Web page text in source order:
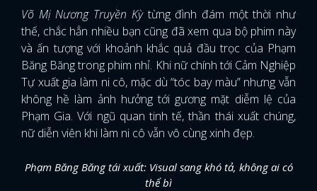
Võ Mị Nương Truyền Kỳtừng đình đám một thời như
thế, chắc hẳn nhiều bạn cũng đã xem qua bộ phim này
và ấn tượng với khoảnh khắc quả đầu trọc của Phạm
Băng Băng trong phim nhỉ. Khi nữ chính tới Cảm Nghiệp
Tự xuất gia làm ni cô, mặc dù “tóc bay màu” nhưng vẫn
không hề làm ảnh hưởng tới gương mặt diễm lệ của
Phạm Gia. Với ngũ quan tinh tế, thần thái xuất chúng,
nữ diễn viên khi làm ni cô vẫn vô cùng xinh đẹp.
Phạm Băng Băng tái xuất: Visual sang khó tả, không ai có
thể bì